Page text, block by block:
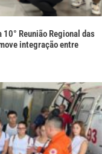
Reunião Regional das
integração entre